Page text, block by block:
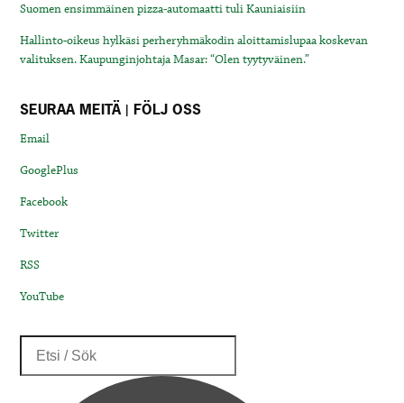
Suomen ensimmäinen pizza-automaatti tuli Kauniaisiin
Hallinto-oikeus hylkäsi perheryhmäkodin aloittamislupaa koskevan
valituksen. Kaupunginjohtaja Masar: “Olen tyytyväinen.”
SEURAA MEITÄ | FÖLJ OSS
Email
GooglePlus
Facebook
Twitter
RSS
YouTube